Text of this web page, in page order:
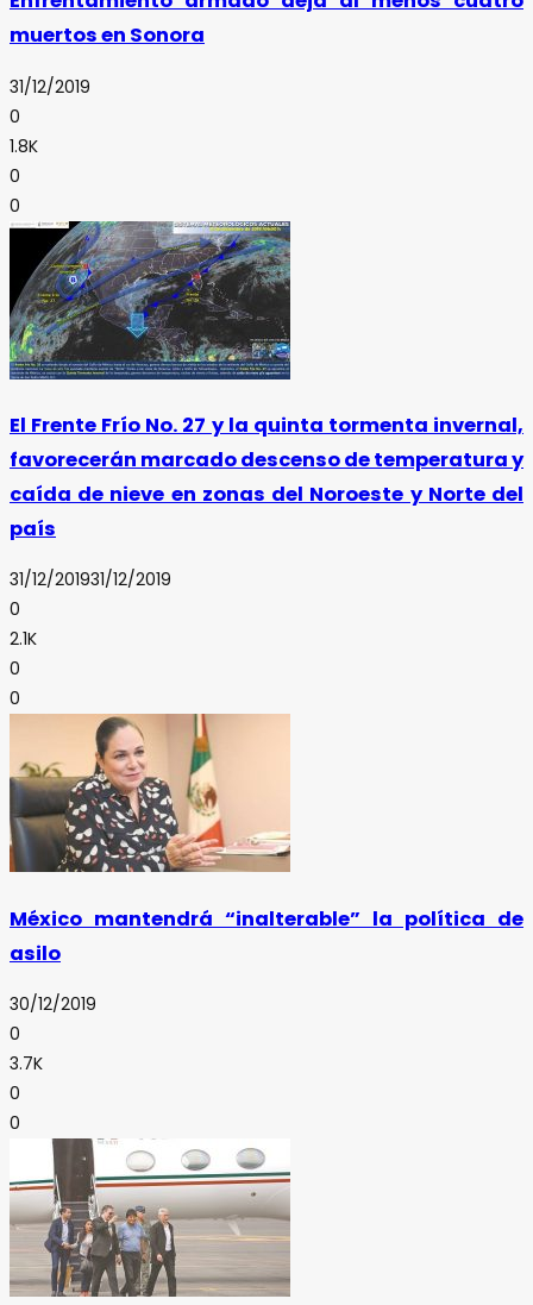
muertos en Sonora
31/12/2019
0
1.8K
0
0
El Frente Frío No. 27 y la quinta tormenta invernal,
favorecerán marcado descenso de temperatura y
caída de nieve en zonas del Noroeste y Norte del
país
31/12/201931/12/2019
0
2.1K
0
0
México mantendrá “inalterable” la política de
asilo
30/12/2019
0
3.7K
0
0